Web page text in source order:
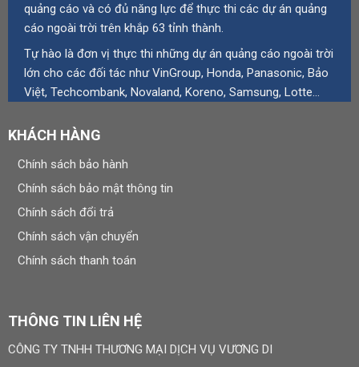
quảng cáo và có đủ năng lực để thực thi các dự án quảng
cáo ngoài trời trên khắp 63 tỉnh thành.
Tự hào là đơn vị thực thi những dự án quảng cáo ngoài trời
lớn cho các đối tác như VinGroup, Honda, Panasonic, Bảo
Việt, Techcombank, Novaland, Koreno, Samsung, Lotte…
KHÁCH HÀNG
Chính sách bảo hành
Chính sách bảo mật thông tin
Chính sách đổi trả
Chính sách vận chuyển
Chính sách thanh toán
THÔNG TIN LIÊN HỆ
CÔNG TY TNHH THƯƠNG MẠI DỊCH VỤ VƯƠNG DI